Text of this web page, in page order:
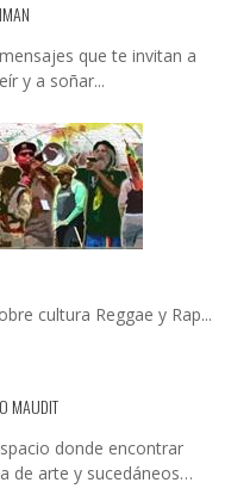
que te invitan a
y a soñar...
cultura Reggae y Rap...
MAUDIT
donde encontrar
de arte y sucedáneos…